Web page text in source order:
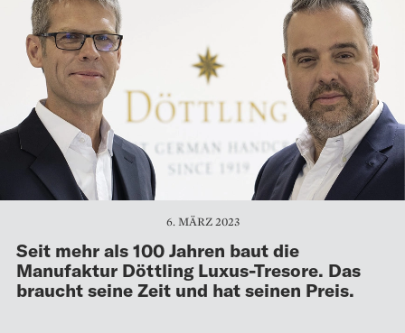
6. MÄRZ 2023
Seit mehr als 100 Jahren baut die
Manufaktur Döttling Luxus-Tresore. Das
braucht seine Zeit und hat seinen Preis.